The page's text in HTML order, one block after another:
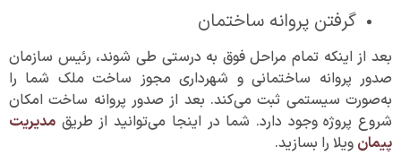
گرفتن پروانه ساختمان
بعد از اینکه تمام مراحل فوق به درستی طی شوند، رئیس سازمان
صدور پروانه ساختمانی و شهرداری مجوز ساخت ملک شما را
به‌صورت سیستمی ثبت می‌کند. بعد از صدور پروانه ساخت امکان
شروع پروژه وجود دارد. شما در اینجا می‌توانید از طریق مدیریت
پیمانویلا را بسازید.